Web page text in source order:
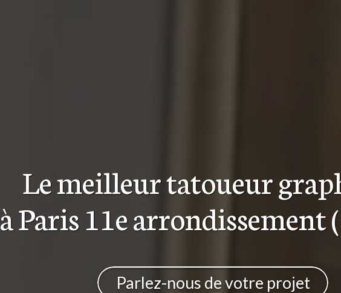
Le meilleurtatoueur
à Paris 11e arrondissement
Parlez-nous de votre projet